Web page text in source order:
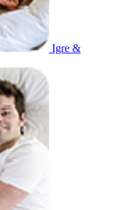
Igre &